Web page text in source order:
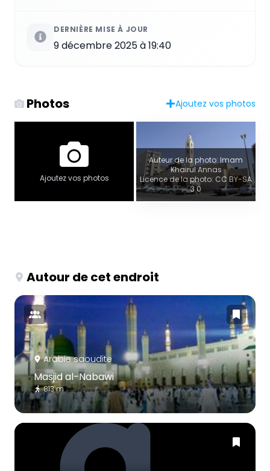
DERNIÈRE MISE À JOUR
9 décembre 2025 à 19:40
Photos Ajoutez vos photos
Ajoutez vos photos
Auteur de la photo: Imam
Khairul Annas
Licence de la photo: CC BY-SA
3.0
Autour de cet endroit
Arabie saoudite
Masjid al-Nabawi
813 m